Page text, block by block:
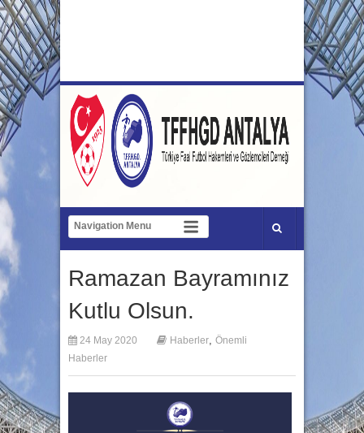
Ramazan Bayramınız
Kutlu Olsun.
24 May 2020 Haberler, Önemli
Haberler